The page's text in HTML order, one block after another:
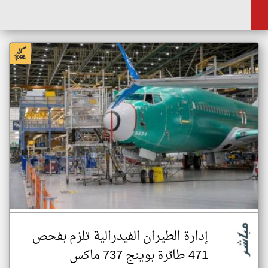
إدارة الطيران الفيدرالية تلزم بفحص
471 طائرة بوينج 737 ماكس